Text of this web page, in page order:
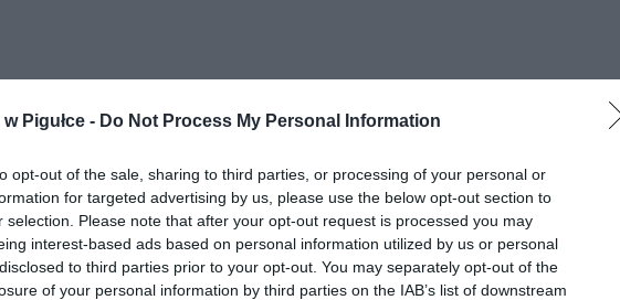
Pigułce - Do Not Process My Personal Information
opt-out of the sale, sharing to third parties, or processing of your personal or
for targeted advertising by us, please use the below opt-out section to
selection. Please note that after your opt-out request is processed you may
interest-based ads based on personal information utilized by us or personal
to third parties prior to your opt-out. You may separately opt-out of the
of your personal information by third parties on the IAB’s list of downstream
ad